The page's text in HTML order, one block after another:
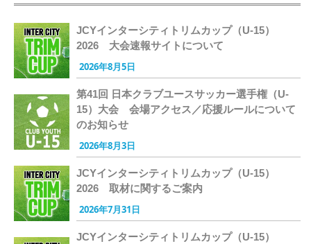
JCYインターシティトリムカップ（U-15）
2026 大会速報サイトについて
2026年8月5日
第41回 日本クラブユースサッカー選手権（U-
15）大会 会場アクセス／応援ルールについて
のお知らせ
2026年8月3日
JCYインターシティトリムカップ（U-15）
2026 取材に関するご案内
2026年7月31日
JCYインターシティトリムカップ（U-15）